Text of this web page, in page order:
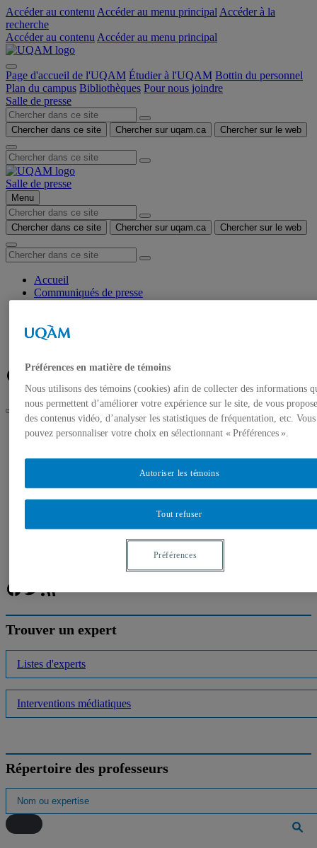
Accéder au contenu Accéder au menu principal Accéder à la
recherche
Accéder au contenu Accéder au menu principal
Page d'accueil de l'UQAM Étudier à l'UQAM Bottin du personnel
Plan du campus Bibliothèques Pour nous joindre
Salle de presse
Chercher dans ce site Chercher sur uqam.ca Chercher sur le web
Salle de presse
Menu
Chercher dans ce site Chercher sur uqam.ca Chercher sur le web
Accueil
Communiqués de presse
À propos de l’UQAM
Plan du campus
Facebook
Twitter
Flux RSS
UQAM
Experts de l’UQAM – Feux de forêt sur la côte Ouest des
Banque de photos
À propos de l’UQAM
Facebook
Twitter
Flux RSS
Trouver un expert
Listes d'experts
Interventions médiatiques
Répertoire des professeurs
Préférences en matière de témoins
Nous utilisons des témoins (cookies) afin de collecter des informations
nous permettent d’améliorer votre expérience sur le site, de vous
des contenus vidéo, d’analyser les statistiques de fréquentation, etc. Vous
pouvez personnaliser votre choix en sélectionnant « Préférences ».
Tout refuser
Autoriser les témoins
Préférences